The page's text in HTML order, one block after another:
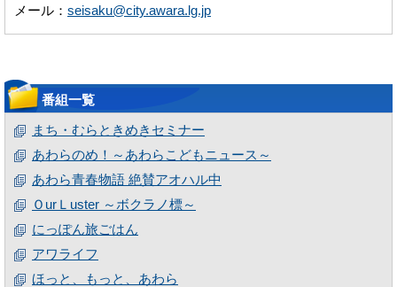
メール： seisaku@city.awara.lg.jp
番組一覧
まち・むらときめきセミナー
あわらのめ！～あわらこどもニュース～
あわら青春物語 絶賛アオハル中
ＯurＬuster ～ボクラノ標～
にっぽん旅ごはん
アワライフ
ほっと、もっと、あわら